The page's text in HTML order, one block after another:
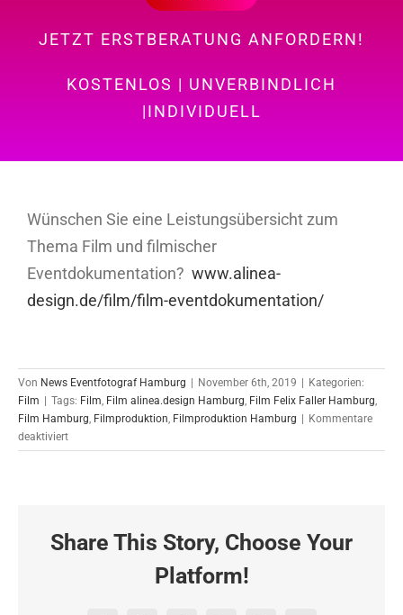
JETZT ERSTBERATUNG ANFORDERN!
KOSTENLOS | UNVERBINDLICH
|INDIVIDUELL
Wünschen Sie eine Leistungsübersicht zum
Thema Film und filmischer
Eventdokumentation? www.alinea-
design.de/film/film-eventdokumentation/
Von News Eventfotograf Hamburg | November 6th, 2019 | Kategorien:
Film | Tags: Film Film alinea.design Hamburg Film Felix Faller Hamburg
Film Hamburg Filmproduktion Filmproduktion Hamburg | Kommentare
deaktiviertfür
Filmproduktion
Share This Story, Choose Your
Platform!